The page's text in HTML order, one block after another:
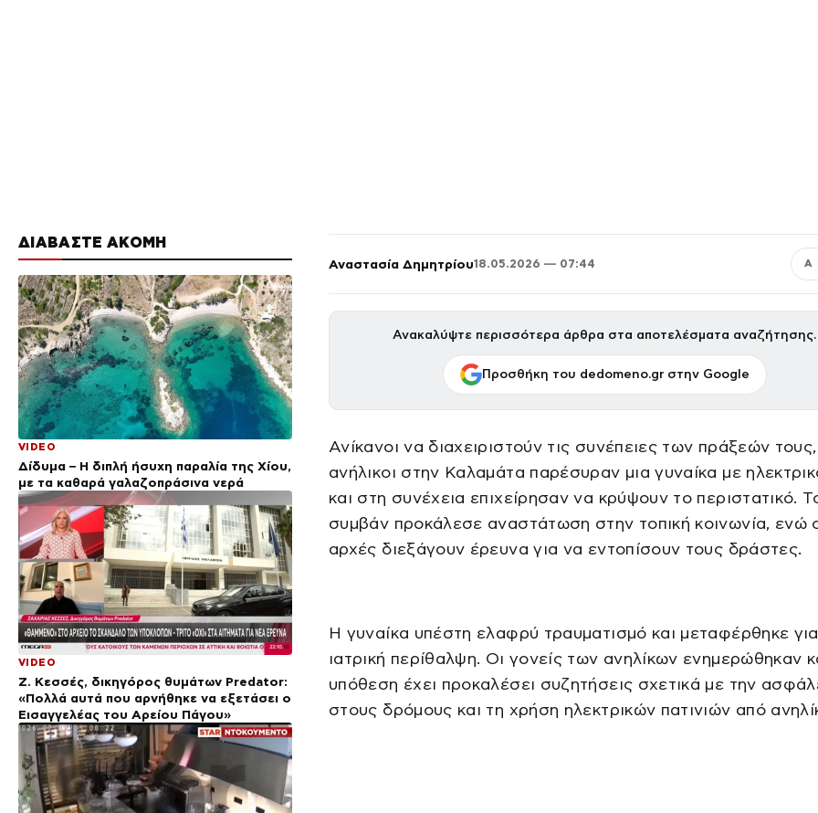
ΔΙΑΒΑΣΤΕ ΑΚΟΜΗ
VIDEO
Δίδυμα – Η διπλή ήσυχη παραλία της Χίου,
με τα καθαρά γαλαζοπράσινα νερά
VIDEO
Ζ. Κεσσές, δικηγόρος θυμάτων Predator:
«Πολλά αυτά που αρνήθηκε να εξετάσει ο
Εισαγγελέας του Αρείου Πάγου»
Αναστασία Δημητρίου18.05.2026 — 07:44 Α
Ανακαλύψτε περισσότερα άρθρα στα αποτελέσματα αναζήτησης.
Προσθήκη του dedomeno.gr στην Google
Ανίκανοι να διαχειριστούν τις συνέπειες των πράξεών τους,
ανήλικοι στην Καλαμάτα παρέσυραν μια γυναίκα με
και στη συνέχεια επιχείρησαν να κρύψουν το περιστατικό.
συμβάν προκάλεσε αναστάτωση στην τοπική κοινωνία, ενώ
αρχές διεξάγουν έρευνα για να εντοπίσουν τους δράστες.
Η γυναίκα υπέστη ελαφρύ τραυματισμό και μεταφέρθηκε για
ιατρική περίθαλψη. Οι γονείς των ανηλίκων ενημερώθηκαν
υπόθεση έχει προκαλέσει συζητήσεις σχετικά με την
στους δρόμους και τη χρήση ηλεκτρικών πατινιών από